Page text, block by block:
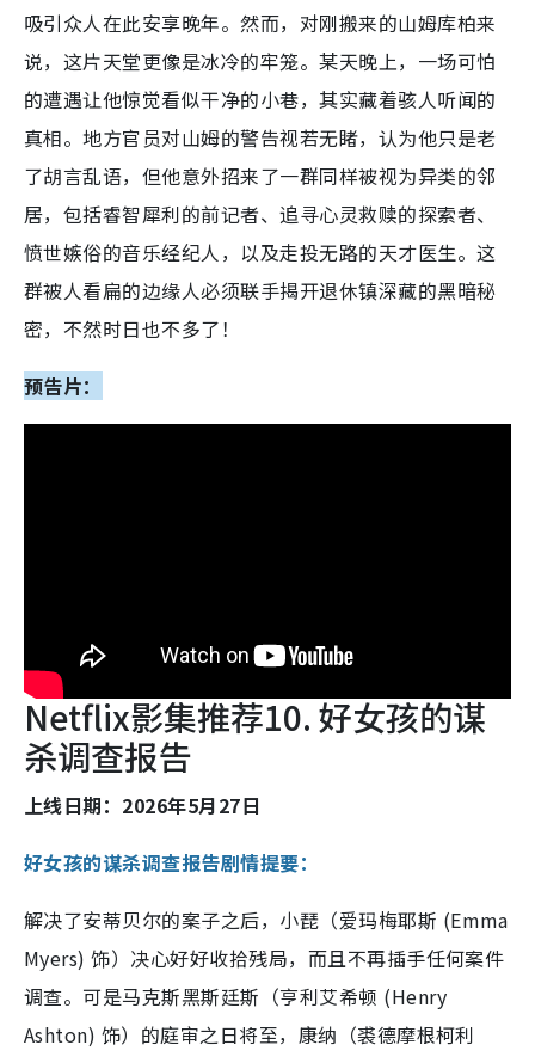
吸引众人在此安享晚年。然而，对刚搬来的山姆库柏来
说，这片天堂更像是冰冷的牢笼。某天晚上，一场可怕
的遭遇让他惊觉看似干净的小巷，其实藏着骇人听闻的
真相。地方官员对山姆的警告视若无睹，认为他只是老
了胡言乱语，但他意外招来了一群同样被视为异类的邻
居，包括睿智犀利的前记者、追寻心灵救赎的探索者、
愤世嫉俗的音乐经纪人，以及走投无路的天才医生。这
群被人看扁的边缘人必须联手揭开退休镇深藏的黑暗秘
密，不然时日也不多了！
预告片：
Netflix影集推荐10. 好女孩的谋
杀调查报告
上线日期：2026年5月27日
好女孩的谋杀调查报告剧情提要：
解决了安蒂贝尔的案子之后，小琵（爱玛梅耶斯 (Emma
Myers) 饰）决心好好收拾残局，而且不再插手任何案件
调查。可是马克斯黑斯廷斯（亨利艾希顿 (Henry
Ashton) 饰）的庭审之日将至，康纳（裘德摩根柯利